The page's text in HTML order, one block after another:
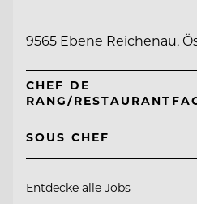
9565 Ebene Reichenau,
CHEF DE
RANG/
SOUS CHEF
Entdecke alle Jobs